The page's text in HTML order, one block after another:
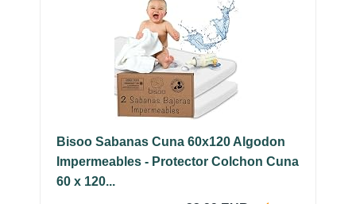
Bisoo Sabanas Cuna 60x120 Algodon
Impermeables - Protector Colchon Cuna
60 x 120...